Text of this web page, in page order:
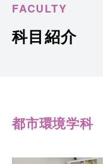
FACULTY
科目紹介
都市環境学科